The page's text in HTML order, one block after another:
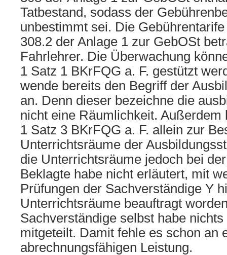
Tatbestand, sodass der
unbestimmt sei. Die
308.2 der Anlage 1 zur GebOSt
Fahrlehrer. Die Überwachung
1 Satz 1 BKrFQG a. F. gestützt
wende bereits den Begriff der
an. Denn dieser bezeichne die
nicht eine Räumlichkeit. Außerdem
1 Satz 3 BKrFQG a. F. allein zur
Unterrichtsräume der
die Unterrichtsräume jedoch bei
Beklagte habe nicht erläutert, mit
Prüfungen der Sachverständige Y
Unterrichtsräume beauftragt
Sachverständige selbst habe
mitgeteilt. Damit fehle es schon an
abrechnungsfähigen Leistung.